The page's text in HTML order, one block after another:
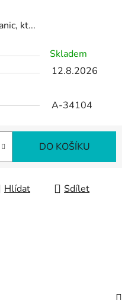
kt...
Skladem
12.8.2026
A-34104
DO KOŠÍKU
Hlídat Sdílet